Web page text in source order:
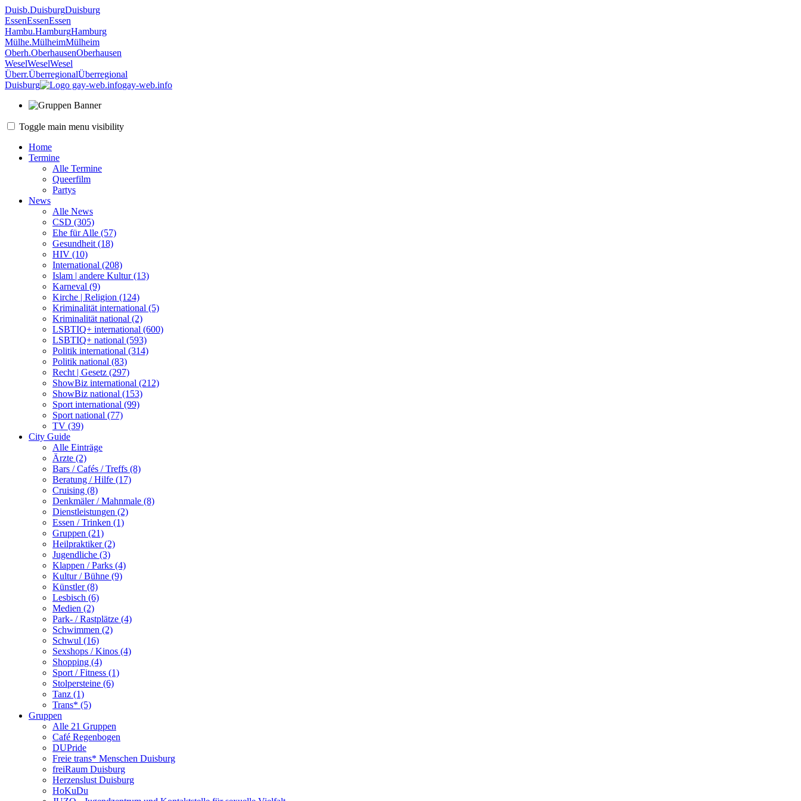
Duisb.DuisburgDuisburg
EssenEssenEssen
Hambu.HamburgHamburg
Mülhe.MülheimMülheim
Oberh.OberhausenOberhausen
WeselWeselWesel
Überr.ÜberregionalÜberregional
Duisburg
gay-web.info
Toggle main menu visibility
Home
Termine
Alle Termine
Queerfilm
Partys
News
Alle News
CSD (305)
Ehe für Alle (57)
Gesundheit (18)
HIV (10)
International (208)
Islam | andere Kultur (13)
Karneval (9)
Kirche | Religion (124)
Kriminalität international (5)
Kriminalität national (2)
LSBTIQ+ international (600)
LSBTIQ+ national (593)
Politik international (314)
Politik national (83)
Recht | Gesetz (297)
ShowBiz international (212)
ShowBiz national (153)
Sport international (99)
Sport national (77)
TV (39)
City Guide
Alle Einträge
Ärzte (2)
Bars / Cafés / Treffs (8)
Beratung / Hilfe (17)
Cruising (8)
Denkmäler / Mahnmale (8)
Dienstleistungen (2)
Essen / Trinken (1)
Gruppen (21)
Heilpraktiker (2)
Jugendliche (3)
Klappen / Parks (4)
Kultur / Bühne (9)
Künstler (8)
Lesbisch (6)
Medien (2)
Park- / Rastplätze (4)
Schwimmen (2)
Schwul (16)
Sexshops / Kinos (4)
Shopping (4)
Sport / Fitness (1)
Stolpersteine (6)
Tanz (1)
Trans* (5)
Gruppen
Alle 21 Gruppen
Café Regenbogen
DUPride
Freie trans* Menschen Duisburg
freiRaum Duisburg
Herzenslust Duisburg
HoKuDu